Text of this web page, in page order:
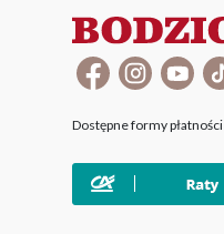
Dostępne formy płatności